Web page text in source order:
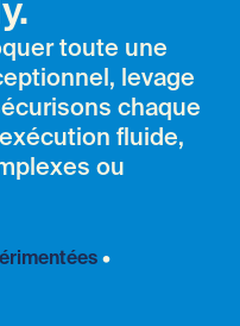
toute une
levage
chaque
fluide,
ou
•